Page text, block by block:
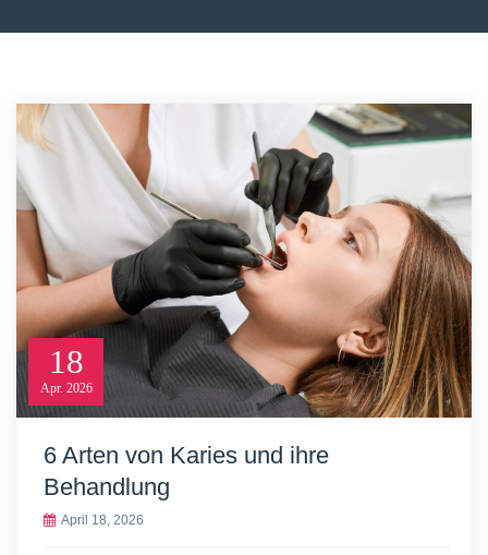
18
Apr. 2026
6 Arten von Karies und ihre
Behandlung
April 18, 2026